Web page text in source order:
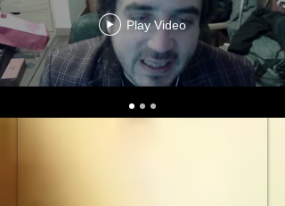
Play Video